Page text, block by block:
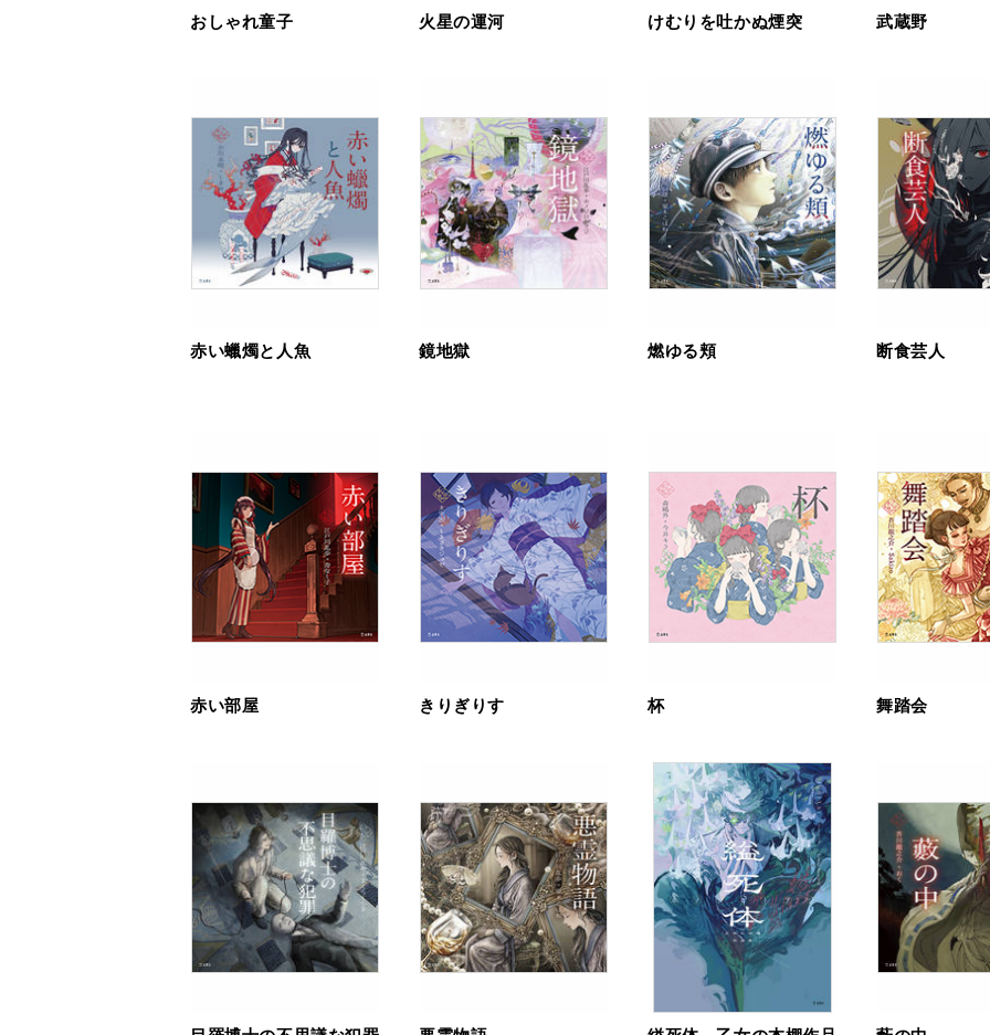
おしゃれ童子 火星の運河 けむりを吐かぬ煙突 武蔵野
赤い蠟燭と人魚 鏡地獄 燃ゆる頬 断食芸人
赤い部屋 きりぎりす 杯 舞踏会